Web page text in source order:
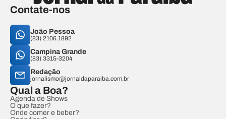
Contate-nos
João Pessoa
(83) 2106.1892
Campina Grande
(83) 3315-3204
Redação
jornalismo@jornaldaparaiba.com.br
Qual a Boa?
Agenda de Shows
O que fazer?
Onde comer e beber?